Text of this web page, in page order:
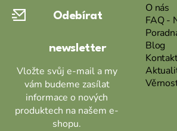
Odebírat
newsletter
Vložte svůj e-mail a my
vám budeme zasílat
informace o nových
produktech na našem e-
shopu.
O nás
FAQ -
Blog